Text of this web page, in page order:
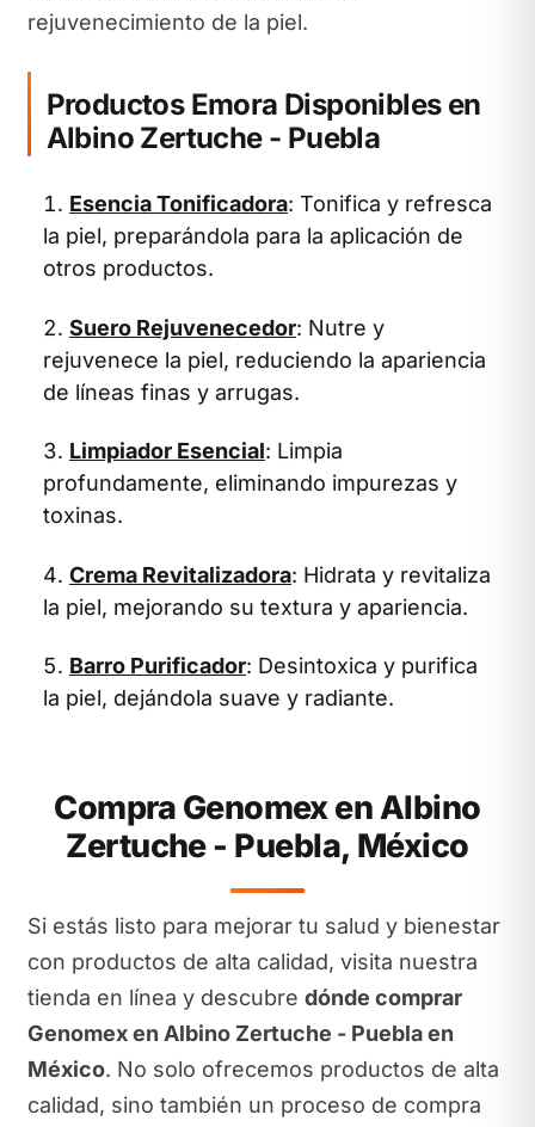
rejuvenecimiento de la piel.
Productos Emora Disponibles en
Albino Zertuche - Puebla
Esencia Tonificadora: Tonifica y refresca
la piel, preparándola para la aplicación de
otros productos.
Suero Rejuvenecedor: Nutre y
rejuvenece la piel, reduciendo la apariencia
de líneas finas y arrugas.
Limpiador Esencial: Limpia
profundamente, eliminando impurezas y
toxinas.
Crema Revitalizadora: Hidrata y revitaliza
la piel, mejorando su textura y apariencia.
Barro Purificador: Desintoxica y purifica
la piel, dejándola suave y radiante.
Compra Genomex en Albino
Zertuche - Puebla, México
Si estás listo para mejorar tu salud y bienestar
con productos de alta calidad, visita nuestra
tienda en línea y descubre dónde comprar
Genomex en Albino Zertuche - Puebla en
México. No solo ofrecemos productos de alta
calidad, sino también un proceso de compra